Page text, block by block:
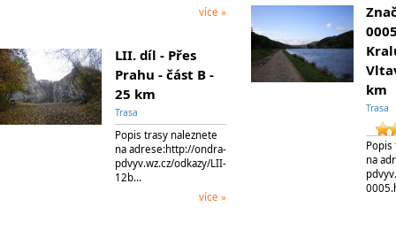
více »
LII. díl - Přes
Prahu - část B -
25 km
Trasa
Popis trasy naleznete
na adrese:http://ondra-
pdvyv.wz.cz/odkazy/LII-
12b…
více »
km
Trasa
Popis
na